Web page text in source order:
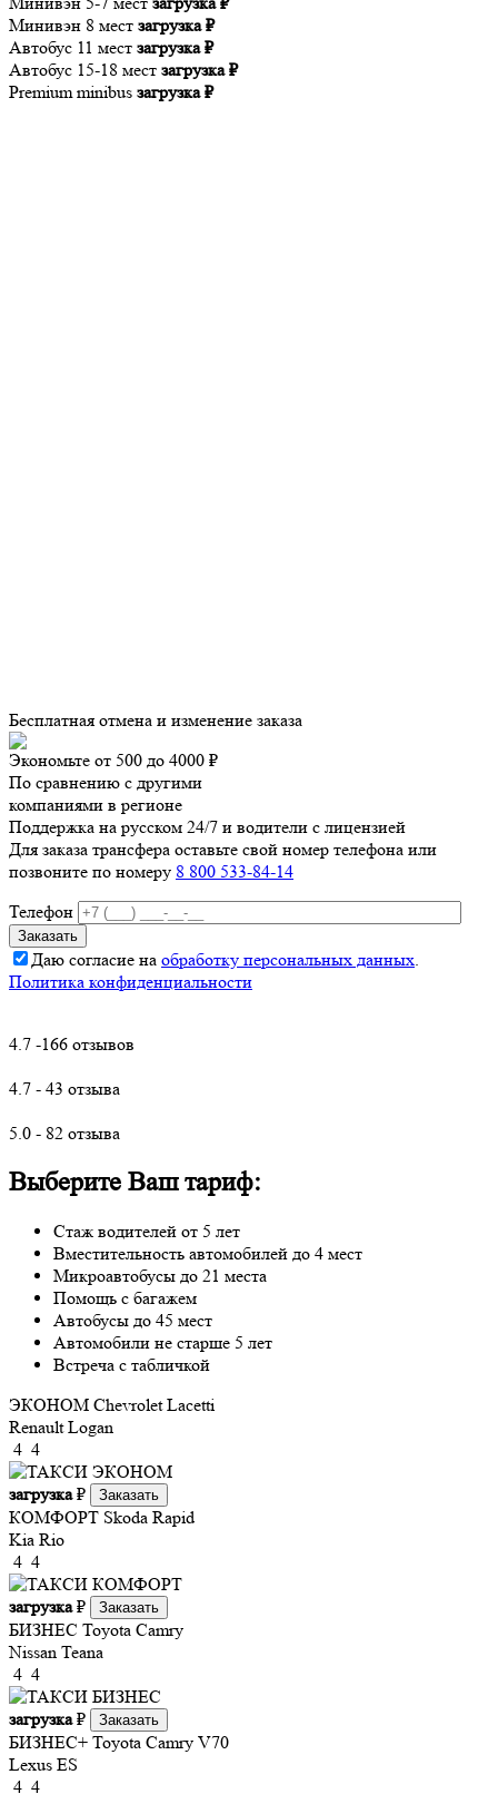
Минивэн 8 мест загрузка ₽
Автобус 11 мест загрузка ₽
Автобус 15-18 мест загрузка ₽
Premium minibus загрузка ₽
Бесплатная отмена и изменение заказа
Экономьте от 500 до 4000 ₽
По сравнению с другими
компаниями в регионе
Поддержка на русском 24/7 и водители с лицензией
Для заказа трансфера оставьте свой номер телефона или
позвоните по номеру 8 800 533-84-14
Телефон
Даю согласие на обработку персональных данных.
Политика конфиденциальности
4.7 -166 отзывов
4.7 - 43 отзыва
5.0 - 82 отзыва
Выберите Ваш тариф:
Стаж водителей от 5 лет
Вместительность автомобилей до 4 мест
Микроавтобусы до 21 места
Помощь с багажем
Автобусы до 45 мест
Автомобили не старше 5 лет
Встреча с табличкой
ЭКОНОМ Chevrolet Lacetti
Renault Logan
4 4
загрузка₽ Заказать
КОМФОРТ Skoda Rapid
Kia Rio
4 4
загрузка₽ Заказать
БИЗНЕС Toyota Camry
Nissan Teana
4 4
загрузка₽ Заказать
БИЗНЕС+ Toyota Camry V70
Lexus ES
4 4